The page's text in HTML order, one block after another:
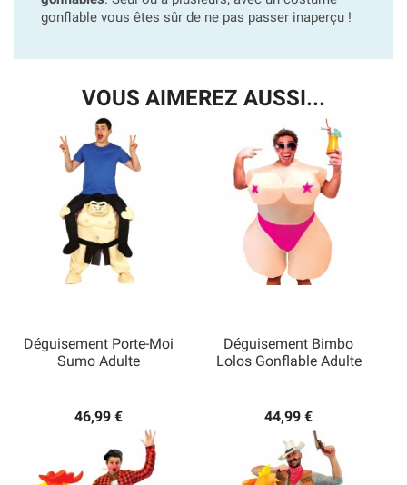
gonflable vous êtes sûr de ne pas passer inaperçu !
VOUS AIMEREZ AUSSI...
Déguisement Porte-Moi
Sumo Adulte
46,99 €
Déguisement Bimbo
Lolos Gonflable Adulte
44,99 €